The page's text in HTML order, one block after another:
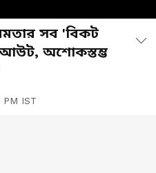
সব 'বিকট
আউট, অশোকস্তম্ভ
PM IST